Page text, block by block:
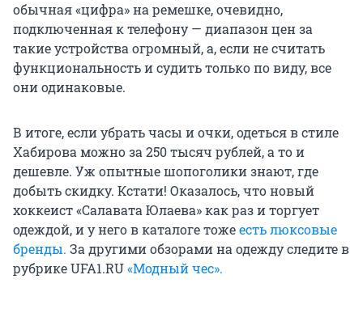
обычная «цифра» на ремешке, очевидно,
подключенная к телефону — диапазон цен за
такие устройства огромный, а, если не считать
функциональность и судить только по виду, все
они одинаковые.
В итоге, если убрать часы и очки, одеться в стиле
Хабирова можно за 250 тысяч рублей, а то и
дешевле. Уж опытные шопоголики знают, где
добыть скидку. Кстати! Оказалось, что новый
хоккеист «Салавата Юлаева» как раз и торгует
одеждой, и у него в каталоге тожеесть люксовые
бренды. За другими обзорами на одежду следите в
рубрике UFA1.RU«Модный чес».